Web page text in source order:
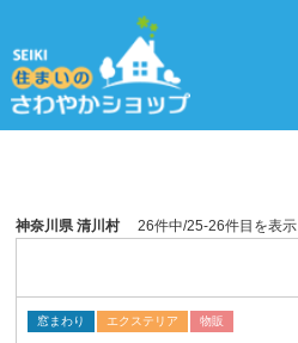
神奈川県 清川村26件中/25-26件目を表示
窓まわり エクステリア 物販